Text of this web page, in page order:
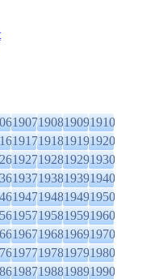
1907190819091910
1917191819191920
1927192819291930
1937193819391940
1947194819491950
1957195819591960
1967196819691970
1977197819791980
1987198819891990